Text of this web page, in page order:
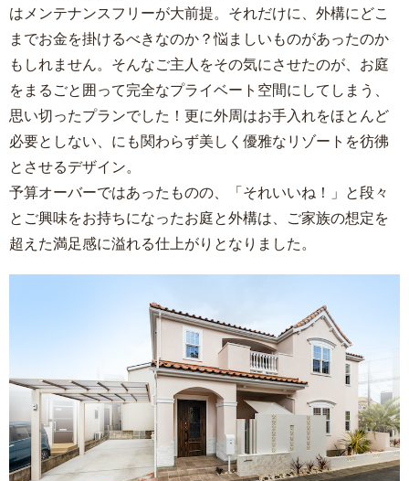
はメンテナンスフリーが大前提。それだけに、外構にどこ
までお金を掛けるべきなのか？悩ましいものがあったのか
もしれません。そんなご主人をその気にさせたのが、お庭
をまるごと囲って完全なプライベート空間にしてしまう、
思い切ったプランでした！更に外周はお手入れをほとんど
必要としない、にも関わらず美しく優雅なリゾートを彷彿
とさせるデザイン。
予算オーバーではあったものの、「それいいね！」と段々
とご興味をお持ちになったお庭と外構は、ご家族の想定を
超えた満足感に溢れる仕上がりとなりました。